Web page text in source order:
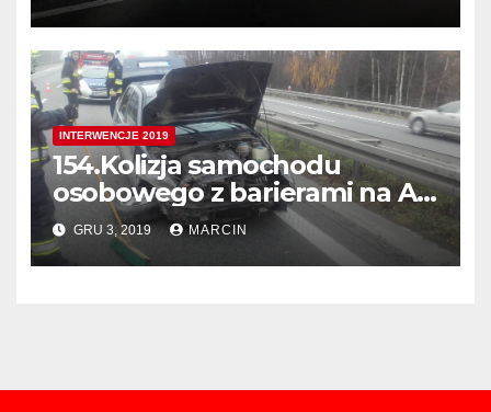
INTERWENCJE 2019
154.Kolizja samochodu
osobowego z barierami na A4
405 km. w Kierunku Tarnowa
GRU 3, 2019 MARCIN